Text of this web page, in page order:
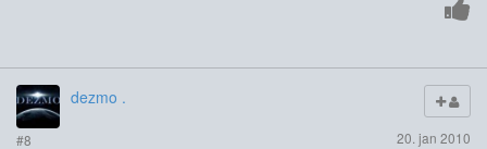
dezmo .
#8 20. jan 2010